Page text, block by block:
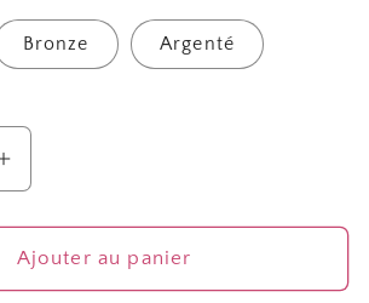
Bronze Argenté
Augmenter
la
quantité
de
Support
Ajouter au panier